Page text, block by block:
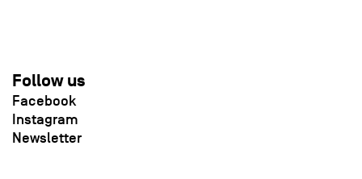
Follow us
Facebook
Instagram
Newsletter